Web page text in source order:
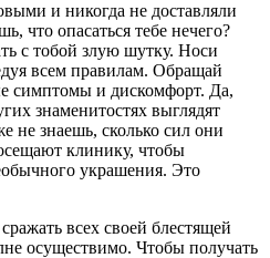
и никогда не доставляли
что опасаться тебе нечего?
с тобой злую шутку. Носи
всем правилам. Обращай
симптомы и дискомфорт. Да,
знаменитостях выглядят
не знаешь, сколько сил они
клинику, чтобы
украшения. Это
всех своей блестящей
осуществимо. Чтобы получать